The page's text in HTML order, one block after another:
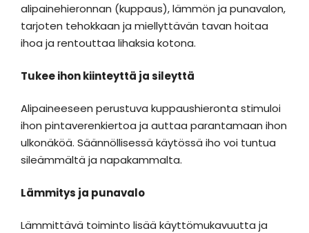
alipainehieronnan (kuppaus), lämmön ja punavalon,
tarjoten tehokkaan ja miellyttävän tavan hoitaa
ihoa ja rentouttaa lihaksia kotona.
Tukee ihon kiinteyttä ja sileyttä
Alipaineeseen perustuva kuppaushieronta stimuloi
ihon pintaverenkiertoa ja auttaa parantamaan ihon
ulkonäköä. Säännöllisessä käytössä iho voi tuntua
sileämmältä ja napakammalta.
Lämmitys ja punavalo
Lämmittävä toiminto lisää käyttömukavuutta ja